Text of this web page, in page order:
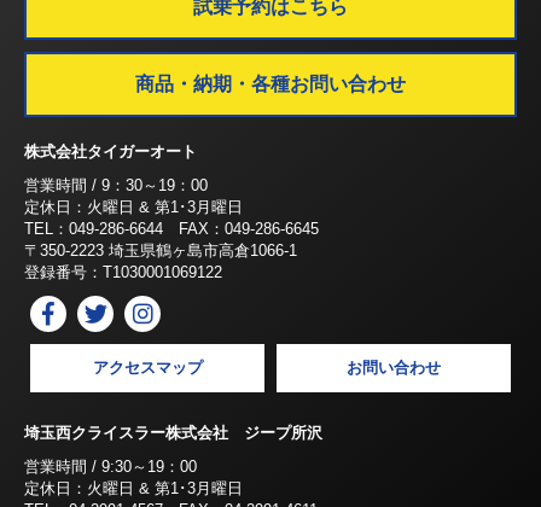
試乗予約はこちら
商品・納期・各種お問い合わせ
株式会社タイガーオート
営業時間 / 9：30～19：00
定休日：火曜日 & 第1･3月曜日
TEL：049-286-6644 FAX：049-286-6645
〒350-2223 埼玉県鶴ヶ島市高倉1066-1
登録番号：T1030001069122
アクセスマップ お問い合わせ
埼玉西クライスラー株式会社 ジープ所沢
営業時間 / 9:30～19：00
定休日：火曜日 & 第1･3月曜日